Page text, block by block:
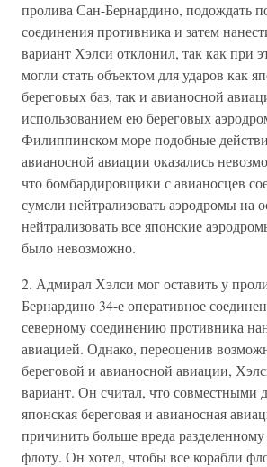
пролива Сан-Бернардино, подождать
соединения противника и затем
вариант Хэлси отклонил, так как при
могли стать объектом для ударов как
береговых баз, так и авианосной
использованием ею береговых
Филиппинском море подобные
авианосной авиации оказались
что бомбардировщики с авианосцев
сумели нейтрализовать аэродромы на
нейтрализовать все японские
было невозможно.
2. Адмирал Хэлси мог оставить у
Бернардино 34-е оперативное
северному соединению противника
авиацией. Однако, переоценив
береговой и авианосной авиации,
вариант. Он считал, что совместными
японская береговая и авианосная
причинить больше вреда
флоту. Он хотел, чтобы все корабли